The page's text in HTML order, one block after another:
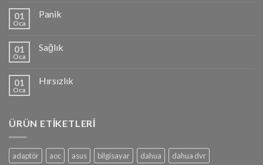
01
Oca
Panik
01
Oca
Sağlık
01
Oca
Hırsızlık
ÜRÜN ETIKETLERI
adaptör aoc asus bilgisayar dahua dahua dvr